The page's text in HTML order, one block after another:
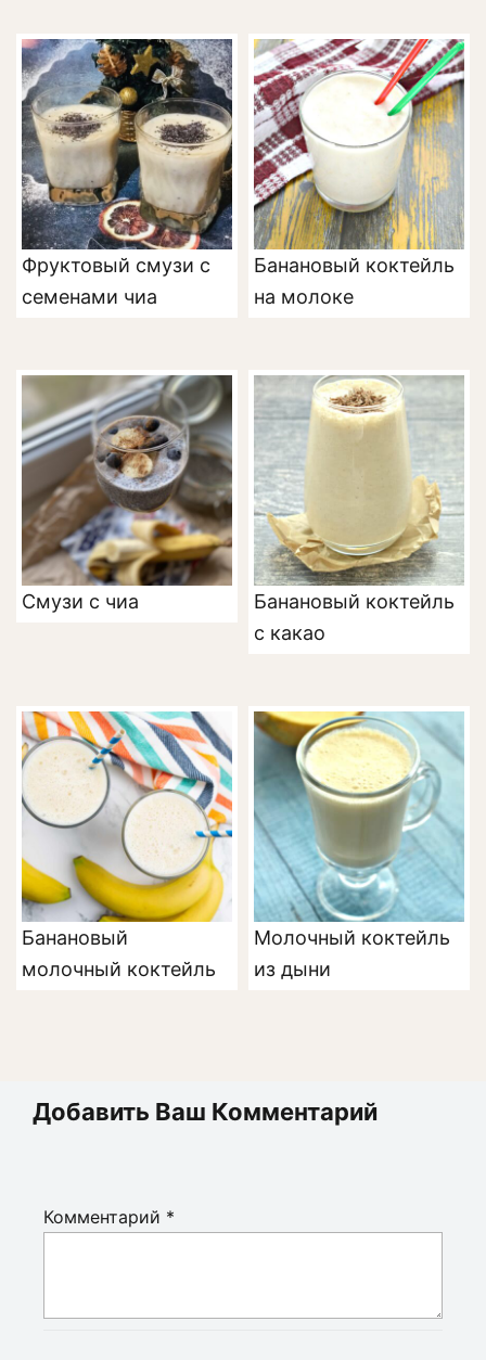
Фруктовый смузи с
семенами чиа
Банановый коктейль
на молоке
Смузи с чиа
Банановый коктейль
с какао
Банановый
молочный коктейль
Молочный коктейль
из дыни
Добавить Ваш Комментарий
Комментарий *